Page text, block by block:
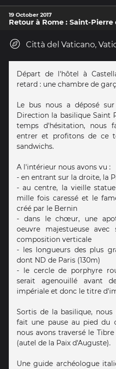
19 October 2017
Retour à Rome : Saint-
Città del Vaticano,
Départ de l'hôtel à
retard : une chambre de
Le bus nous a déposé
Direction la basilique Saint
temps d'hésitation, nous
entrer et profitons de ce
sandwichs.
A l'intérieur nous avons vu :
- en entrant sur la droite, la
- au centre, la vieille
mille fois caressé et le
créé par le Bernin
- dans le chœur, une
oeuvre majestueuse
composition verticale
- les longueurs des plus
dont ND de Paris (130m)
- le cercle de porphyre
serait agenouillé avant
impériale et donc le titre
Sortis de la basilique,
fait une pause au pied du
nous avons traversé le
(autel de la Paix d'Auguste).
Une guide archéologue